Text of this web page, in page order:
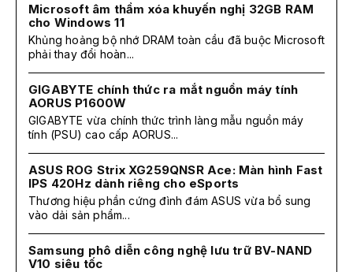
Microsoft âm thầm xóa khuyến nghị 32GB RAM
cho Windows 11
Khủng hoảng bộ nhớ DRAM toàn cầu đã buộc Microsoft
phải thay đổi hoàn...
GIGABYTE chính thức ra mắt nguồn máy tính
AORUS P1600W
GIGABYTE vừa chính thức trình làng mẫu nguồn máy
tính (PSU) cao cấp AORUS...
ASUS ROG Strix XG259QNSR Ace: Màn hình Fast
IPS 420Hz dành riêng cho eSports
Thương hiệu phần cứng đình đám ASUS vừa bổ sung
vào dải sản phẩm...
Samsung phô diễn công nghệ lưu trữ BV-NAND
V10 siêu tốc